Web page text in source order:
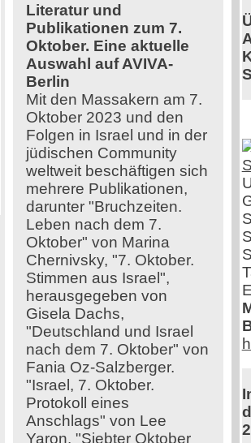
Literatur und
Publikationen zum 7.
Oktober. Eine aktuelle
Auswahl auf AVIVA-
Berlin
Mit den Massakern am 7.
Oktober 2023 und den
Folgen in Israel und in der
jüdischen Community
weltweit beschäftigen sich
mehrere Publikationen,
darunter "Bruchzeiten.
Leben nach dem 7.
Oktober" von Marina
Chernivsky, "7. Oktober.
Stimmen aus Israel",
herausgegeben von
Gisela Dachs,
"Deutschland und Israel
nach dem 7. Oktober" von
Fania Oz-Salzberger.
"Israel, 7. Oktober.
Protokoll eines
Anschlags" von Lee
Yaron. "Siebter Oktober